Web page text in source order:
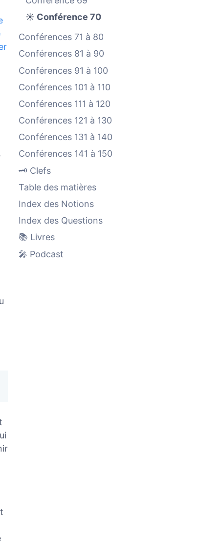
☀️ Conférence 70
Conférences 71 à 80
Conférences 81 à 90
Conférences 91 à 100
Conférences 101 à 110
Conférences 111 à 120
Conférences 121 à 130
Conférences 131 à 140
Conférences 141 à 150
🗝️ Clefs
Table des matières
Index des Notions
Index des Questions
📚 Livres
🎤 Podcast